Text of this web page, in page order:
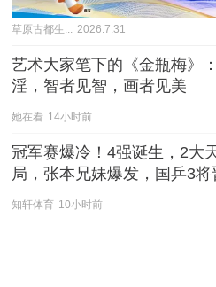
草原古都生... 2026.7.31
艺术大家笔下的《金瓶梅》
淫，智者见智，画者见美
她在看 14小时前
冠军赛爆冷！4强诞生，2大
局，张本兄妹爆发，国乒3将
知轩体育 10小时前